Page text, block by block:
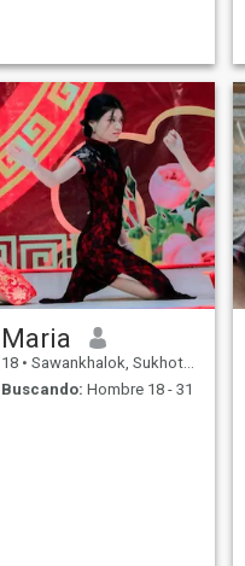
Maria
18 • Sawankhalok, Sukhothai, Tailandia
Buscando: Hombre 18 - 31